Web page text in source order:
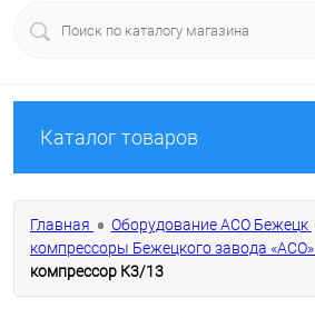
Каталог товаров
Главная Оборудование АСО Бежецк
компрессоры Бежецкого завода «АСО»
компрессор К3/13